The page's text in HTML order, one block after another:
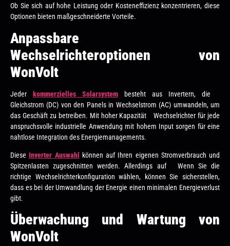
Ob Sie sich auf hohe Leistung oder Kosteneffizienz konzentrieren, diese
Optionen bieten maßgeschneiderte Vorteile.
Anpassbare
Wechselrichteroptionen von
WonVolt
Jeder kommerzielles Solarsystem besteht aus Invertern, die
Gleichstrom (DC) von den Panels in Wechselstrom (AC) umwandeln, um
das Geschäft zu betreiben. Mit hoher Kapazität Wechselrichter für jede
anspruchsvolle industrielle Anwendung mit hohem Input sorgen für eine
nahtlose Integration des Energiemanagements.
DieseInverter Auswahl
können auf Ihren eigenen Stromverbrauch und
Spitzenlasten zugeschnitten werden. Allerdings auf Wenn Sie die
richtige Wechselrichterkonfiguration wählen, können Sie sicherstellen,
dass es bei der Umwandlung der Energie einen minimalen Energieverlust
gibt.
Überwachung und Wartung von
WonVolt